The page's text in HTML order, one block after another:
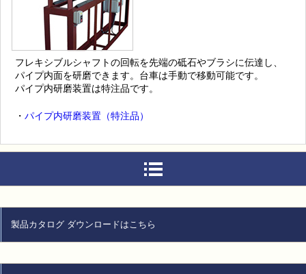
フレキシブルシャフトの回転を先端の砥石やブラシに伝達し、
パイプ内面を研磨できます。台車は手動で移動可能です。
パイプ内研磨装置は特注品です。
・パイプ内研磨装置（特注品）
製品カタログ ダウンロードはこちら